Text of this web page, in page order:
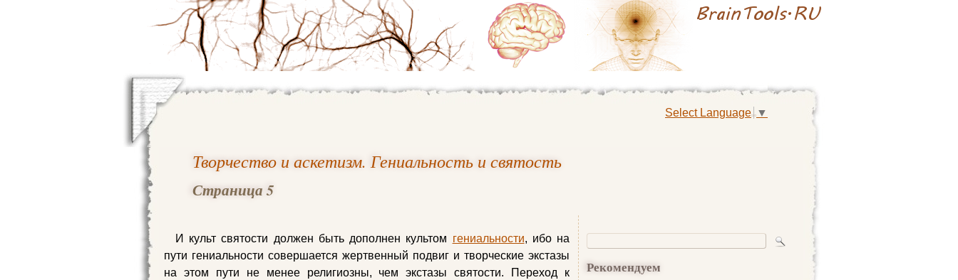
Select Language ▼
Творчество и аскетизм. Гениальность и святость
Страница 5
Рекомендуем
И культ святости должен быть дополнен культом гениальности, ибо на
пути гениальности совершается жертвенный подвиг и творческие экстазы
на этом пути не менее религиозны, чем экстазы святости. Переход к